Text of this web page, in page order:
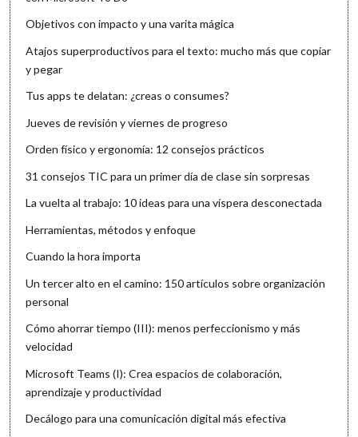
Objetivos con impacto y una varita mágica
Atajos superproductivos para el texto: mucho más que copiar
y pegar
Tus apps te delatan: ¿creas o consumes?
Jueves de revisión y viernes de progreso
Orden físico y ergonomía: 12 consejos prácticos
31 consejos TIC para un primer día de clase sin sorpresas
La vuelta al trabajo: 10 ideas para una víspera desconectada
Herramientas, métodos y enfoque
Cuando la hora importa
Un tercer alto en el camino: 150 artículos sobre organización
personal
Cómo ahorrar tiempo (III): menos perfeccionismo y más
velocidad
Microsoft Teams (I): Crea espacios de colaboración,
aprendizaje y productividad
Decálogo para una comunicación digital más efectiva